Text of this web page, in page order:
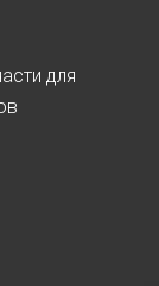
для